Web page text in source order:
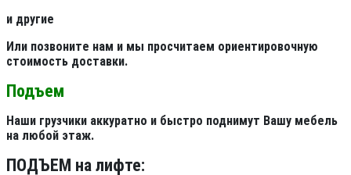
и другие
Или позвоните нам и мы просчитаем ориентировочную
стоимость доставки.
Подъем
Наши грузчики аккуратно и быстро поднимут Вашу мебель
на любой этаж.
ПОДЪЕМ на лифте: